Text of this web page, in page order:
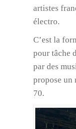
artistes
électro.
C’est la
pour tâche
par des
propose un
70.